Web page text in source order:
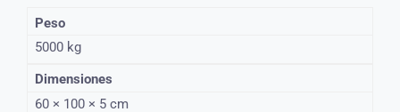
Peso
5000 kg
Dimensiones
60 × 100 × 5 cm